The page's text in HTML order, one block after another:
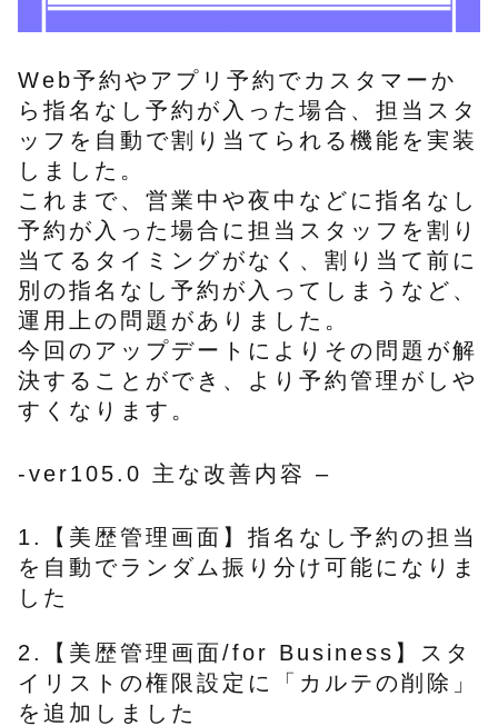
Web予約やアプリ予約でカスタマーか
ら指名なし予約が入った場合、担当スタ
ッフを自動で割り当てられる機能を実装
しました。
これまで、営業中や夜中などに指名なし
予約が入った場合に担当スタッフを割り
当てるタイミングがなく、割り当て前に
別の指名なし予約が入ってしまうなど、
運用上の問題がありました。
今回のアップデートによりその問題が解
決することができ、より予約管理がしや
すくなります。
-ver105.0 主な改善内容 –
1.【美歴管理画面】指名なし予約の担当
を自動でランダム振り分け可能になりま
した
2.【美歴管理画面/for Business】スタ
イリストの権限設定に「カルテの削除」
を追加しました